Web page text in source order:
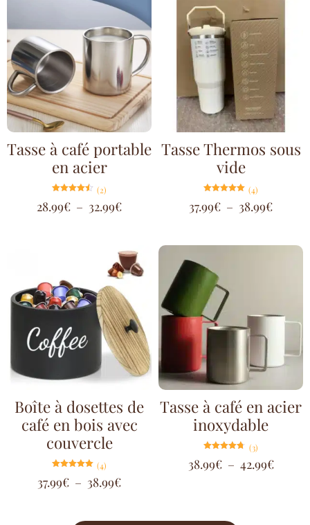
Tasse à café portable
en acier
4.50
sur 5
(2)
28.99€ – 32.99€
Tasse Thermos sous
vide
5.00
sur 5
(4)
37.99€ – 38.99€
Boîte à dosettes de
café en bois avec
couvercle
5.00
sur 5
(4)
37.99€ – 38.99€
Tasse à café en acier
inoxydable
4.67
sur 5
(3)
38.99€ – 42.99€